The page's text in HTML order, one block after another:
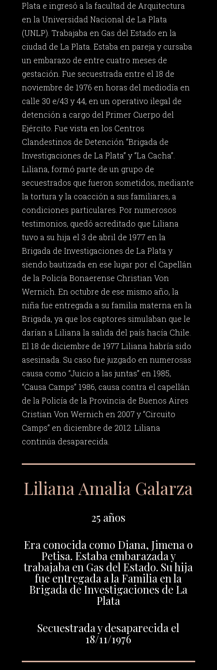
Plata e ingresó a la facultad de Arquitectura
en la Universidad Nacional de La Plata
(UNLP). Trabajaba en Gas del Estado en la
ciudad de La Plata. Estaba en pareja y cursaba
un embarazo de entre cuatro meses de
gestación. Fue secuestrada entre el 18 de
noviembre de 1976 en horas del mediodía en
calle 30 e/43 y 44, en un operativo ilegal de
detención a cargo del Primer Cuerpo del
Ejército. Fue vista en los Centros
Clandestinos de Detención “Brigada de
Investigaciones de La Plata” y “La Cacha”.
Liliana, formó parte de un grupo de
secuestrados que fueron sometidos, mediante
la tortura y la coacción a sus familiares, a
condiciones particulares. Por numerosos
testimonios, quedó acreditado que Liliana
tuvo a su hija el 3 de abril de 1977 en la
Brigada de Investigaciones de La Plata y
siendo bautizada en ese lugar por el Capellán
de la Policía Bonaerense Christian Von
Wernich. En octubre de ese mismo año, la
niña fue entregada a su familia materna en la
Brigada, ya que los captores simulaban que le
darían a Liliana la salida del país hacía Chile.
El 18 de diciembre de 1977 Liliana habría sido
asesinada. Su caso fue juzgado en numerosas
causa como “Juicio a las juntas” en 1985,
“Causa Camps” 1986, causa contra el capellán
de la Policía de la Provincia de Buenos Aires
Cristian Von Wernich en 2007 y “Circuito
Camps” en diciembre de 2012. Liliana
continúa desaparecida.
Liliana Amalia Galarza
25 años
Era conocida como Diana, Jimena o
Petisa. Estaba embarazada y
trabajaba en Gas del Estado. Su hija
fue entregada a la Familia en la
Brigada de Investigaciones de La
Plata
Secuestrada y desaparecida el
18/11/1976